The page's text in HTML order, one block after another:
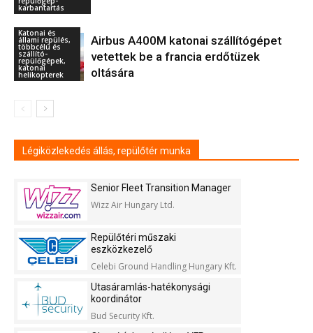
karbantartás
Katonai és
állami repülés,
többcélú és
szállító-
repülőgépek,
katonai
helikopterek
Airbus A400M katonai szállítógépet
vetettek be a francia erdőtüzek
oltására
Légiközlekedés állás, repülőtér munka
Senior Fleet Transition Manager
Wizz Air Hungary Ltd.
Repülőtéri műszaki
eszközkezelő
Celebi Ground Handling Hungary Kft.
Utasáramlás-hatékonysági
koordinátor
Bud Security Kft.